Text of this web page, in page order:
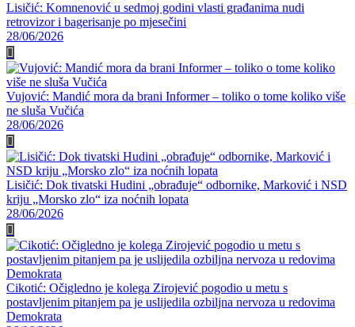
Lisičić: Komnenović u sedmoj godini vlasti građanima nudi
retrovizor i bagerisanje po mjesečini
28/06/2026
Vujović: Mandić mora da brani Informer – toliko o tome koliko više
ne sluša Vučića
28/06/2026
Lisičić: Dok tivatski Hudini „obrađuje“ odbornike, Marković i NSD
kriju „Morsko zlo“ iza noćnih lopata
28/06/2026
Cikotić: Očigledno je kolega Zirojević pogodio u metu s
postavljenim pitanjem pa je uslijedila ozbiljna nervoza u redovima
Demokrata